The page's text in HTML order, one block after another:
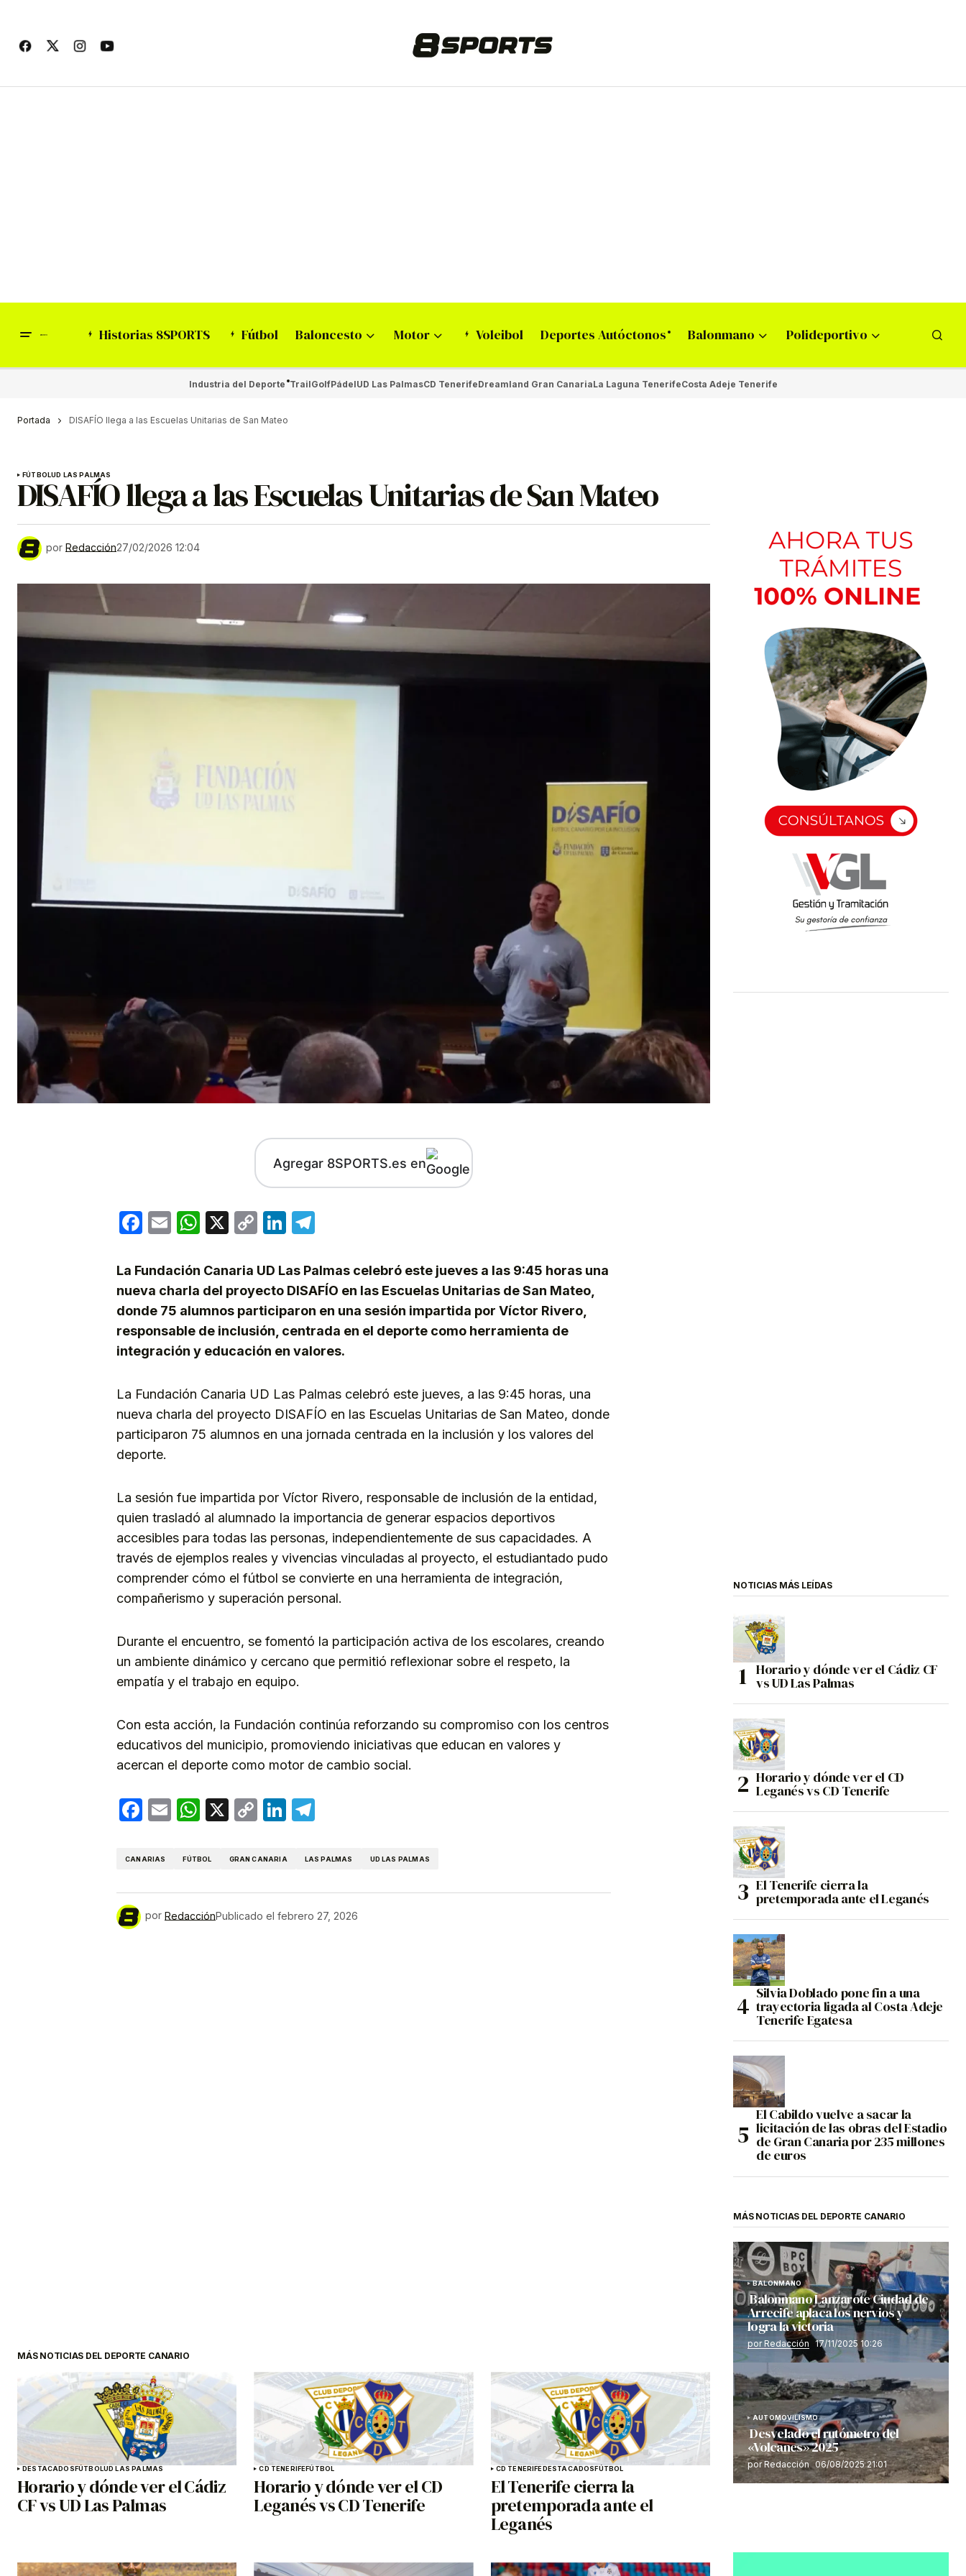
Historias 8SPORTS Fútbol Baloncesto Motor Voleibol Deportes Autóctonos Balonmano Polideportivo
Industria del Deporte TrailGolfPádelUD Las PalmasCD TenerifeDreamland Gran CanariaLa Laguna TenerifeCosta Adeje Tenerife
Portada DISAFÍO llega a las Escuelas Unitarias de San Mateo
FÚTBOLUD LAS PALMAS
DISAFÍO llega a las Escuelas Unitarias de San Mateo
por Redacción27/02/2026 12:04
Agregar 8SPORTS.es en
Facebook
EmailWhatsApp
X
CopyLinkedIn
La Fundación Canaria UD Las Palmas celebró este jueves a las 9:45 horas una
nueva charla del proyecto DISAFÍO en las Escuelas Unitarias de San Mateo,
donde 75 alumnos participaron en una sesión impartida por Víctor Rivero,
responsable de inclusión, centrada en el deporte como herramienta de
integración y educación en valores.
La Fundación Canaria UD Las Palmas celebró este jueves, a las 9:45 horas, una
nueva charla del proyecto DISAFÍO en las Escuelas Unitarias de San Mateo, donde
participaron 75 alumnos en una jornada centrada en la inclusión y los valores del
deporte.
La sesión fue impartida por Víctor Rivero, responsable de inclusión de la entidad,
quien trasladó al alumnado la importancia de generar espacios deportivos
accesibles para todas las personas, independientemente de sus capacidades. A
través de ejemplos reales y vivencias vinculadas al proyecto, el estudiantado pudo
comprender cómo el fútbol se convierte en una herramienta de integración,
compañerismo y superación personal.
Durante el encuentro, se fomentó la participación activa de los escolares, creando
un ambiente dinámico y cercano que permitió reflexionar sobre el respeto, la
empatía y el trabajo en equipo.
Con esta acción, la Fundación continúa reforzando su compromiso con los centros
educativos del municipio, promoviendo iniciativas que educan en valores y
acercan el deporte como motor de cambio social.
Facebook
EmailWhatsApp
X
CopyLinkedIn
CANARIAS FÚTBOL GRAN CANARIA LAS PALMAS UD LAS PALMAS
por RedacciónPublicado el febrero 27, 2026
MÁS NOTICIAS DEL DEPORTE CANARIO
DESTACADOSFÚTBOLUD LAS PALMAS
Horario y dónde ver el Cádiz
CF vs UD Las Palmas
CD TENERIFEFÚTBOL
Horario y dónde ver el CD
Leganés vs CD Tenerife
CD TENERIFEDESTACADOSFÚTBOL
El Tenerife cierra la
pretemporada ante el
Leganés
NOTICIAS MÁS LEÍDAS
Horario y dónde ver el Cádiz CF
vs UD Las Palmas
Horario y dónde ver el CD
Leganés vs CD Tenerife
El Tenerife cierra la
pretemporada ante el Leganés
Silvia Doblado pone fin a una
trayectoria ligada al Costa Adeje
Tenerife Egatesa
El Cabildo vuelve a sacar la
licitación de las obras del Estadio
de Gran Canaria por 235 millones
de euros
MÁS NOTICIAS DEL DEPORTE CANARIO
BALONMANO
Balonmano Lanzarote Ciudad de
Arrecife aplaca los nervios y
logra la victoria
por Redacción 17/11/2025 10:26
AUTOMOVILISMO
Desvelado el rutómetro del
«Volcanes» 2025
por Redacción 06/08/2025 21:01